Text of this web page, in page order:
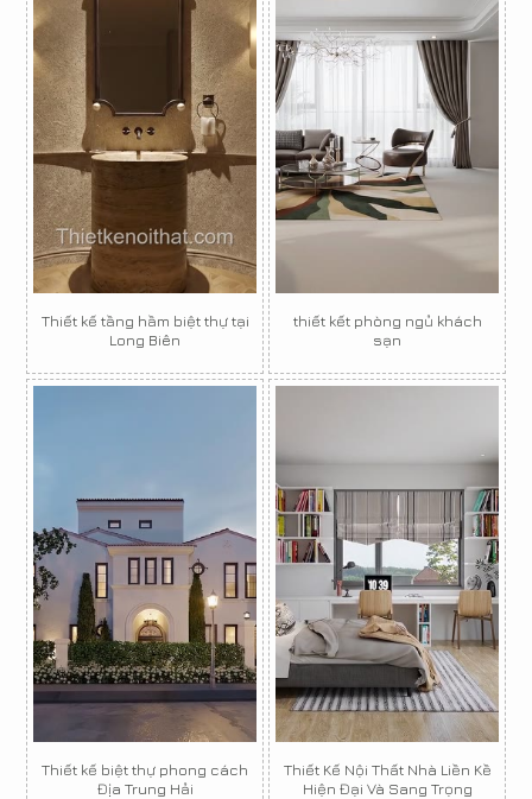
Thiết kế tầng hầm biệt thự tại
Long Biên
thiết kết phòng ngủ khách
sạn
Thiết kế biệt thự phong cách
Địa Trung Hải
Thiết Kế Nội Thất Nhà Liền Kề
Hiện Đại Và Sang Trọng